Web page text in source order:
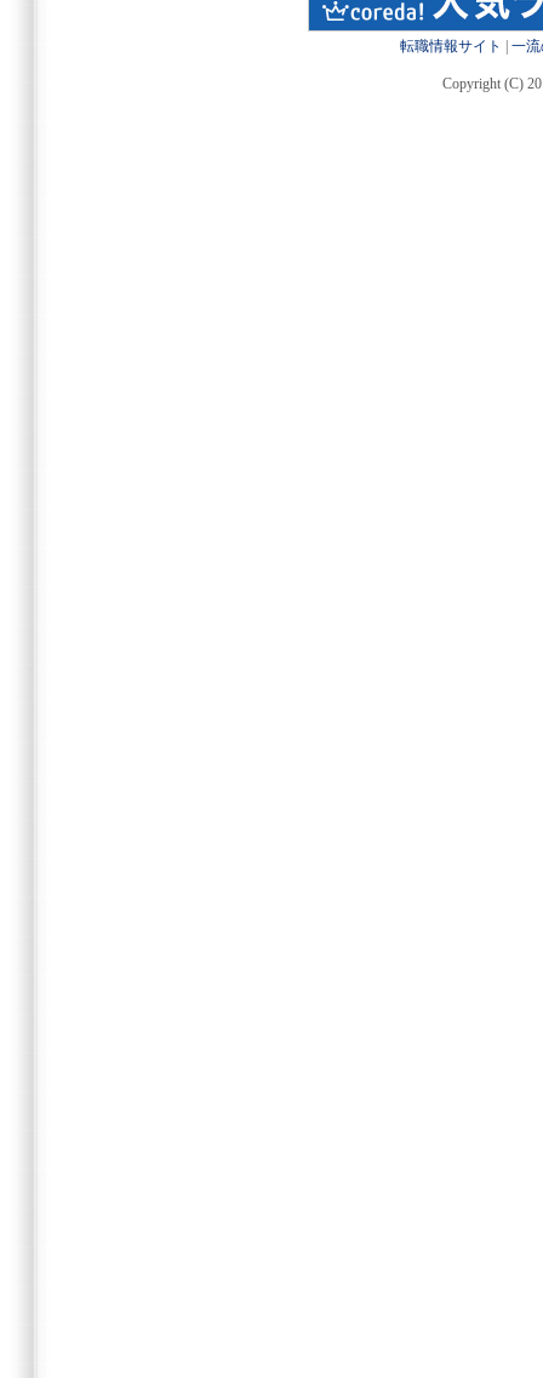
転職情報サイト 一
Copyright (C)